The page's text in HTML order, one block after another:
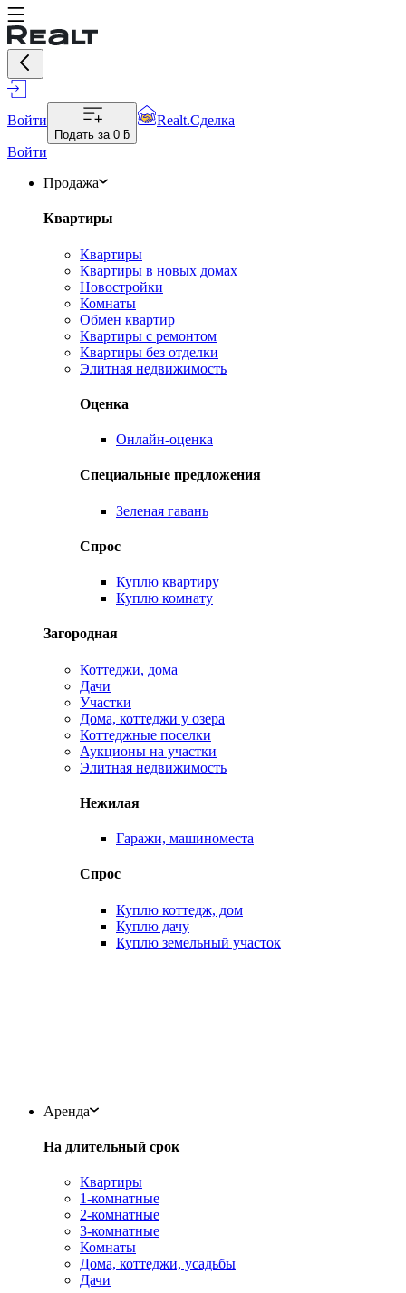
Войти
Подать за 0 ƃ
Realt.Сделка
Войти
Продажа
Квартиры
Квартиры
Квартиры в новых домах
Новостройки
Комнаты
Обмен квартир
Квартиры с ремонтом
Квартиры без отделки
Элитная недвижимость
Оценка
Онлайн-оценка
Специальные предложения
Зеленая гавань
Спрос
Куплю квартиру
Куплю комнату
Загородная
Коттеджи, дома
Дачи
Участки
Дома, коттеджи у озера
Коттеджные поселки
Аукционы на участки
Элитная недвижимость
Нежилая
Гаражи, машиноместа
Спрос
Куплю коттедж, дом
Куплю дачу
Куплю земельный участок
Аренда
На длительный срок
Квартиры
1-комнатные
2-комнатные
3-комнатные
Комнаты
Дома, коттеджи, усадьбы
Дачи